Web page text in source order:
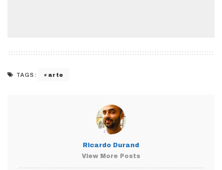
TAGS: arte
Ricardo Durand
View More Posts